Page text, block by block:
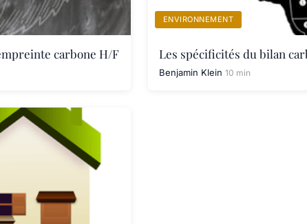
carbone H/F
ENVIRONNEMENT
Les spécificités du bilan
Benjamin Klein 10 min